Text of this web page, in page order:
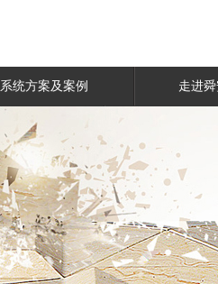
系统方案及案例 走进